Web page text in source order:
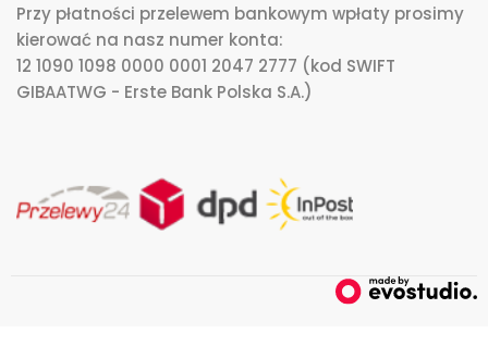
Przy płatności przelewem bankowym wpłaty prosimy
kierować na nasz numer konta:
12 1090 1098 0000 0001 2047 2777 (kod SWIFT
GIBAATWG - Erste Bank Polska S.A.)